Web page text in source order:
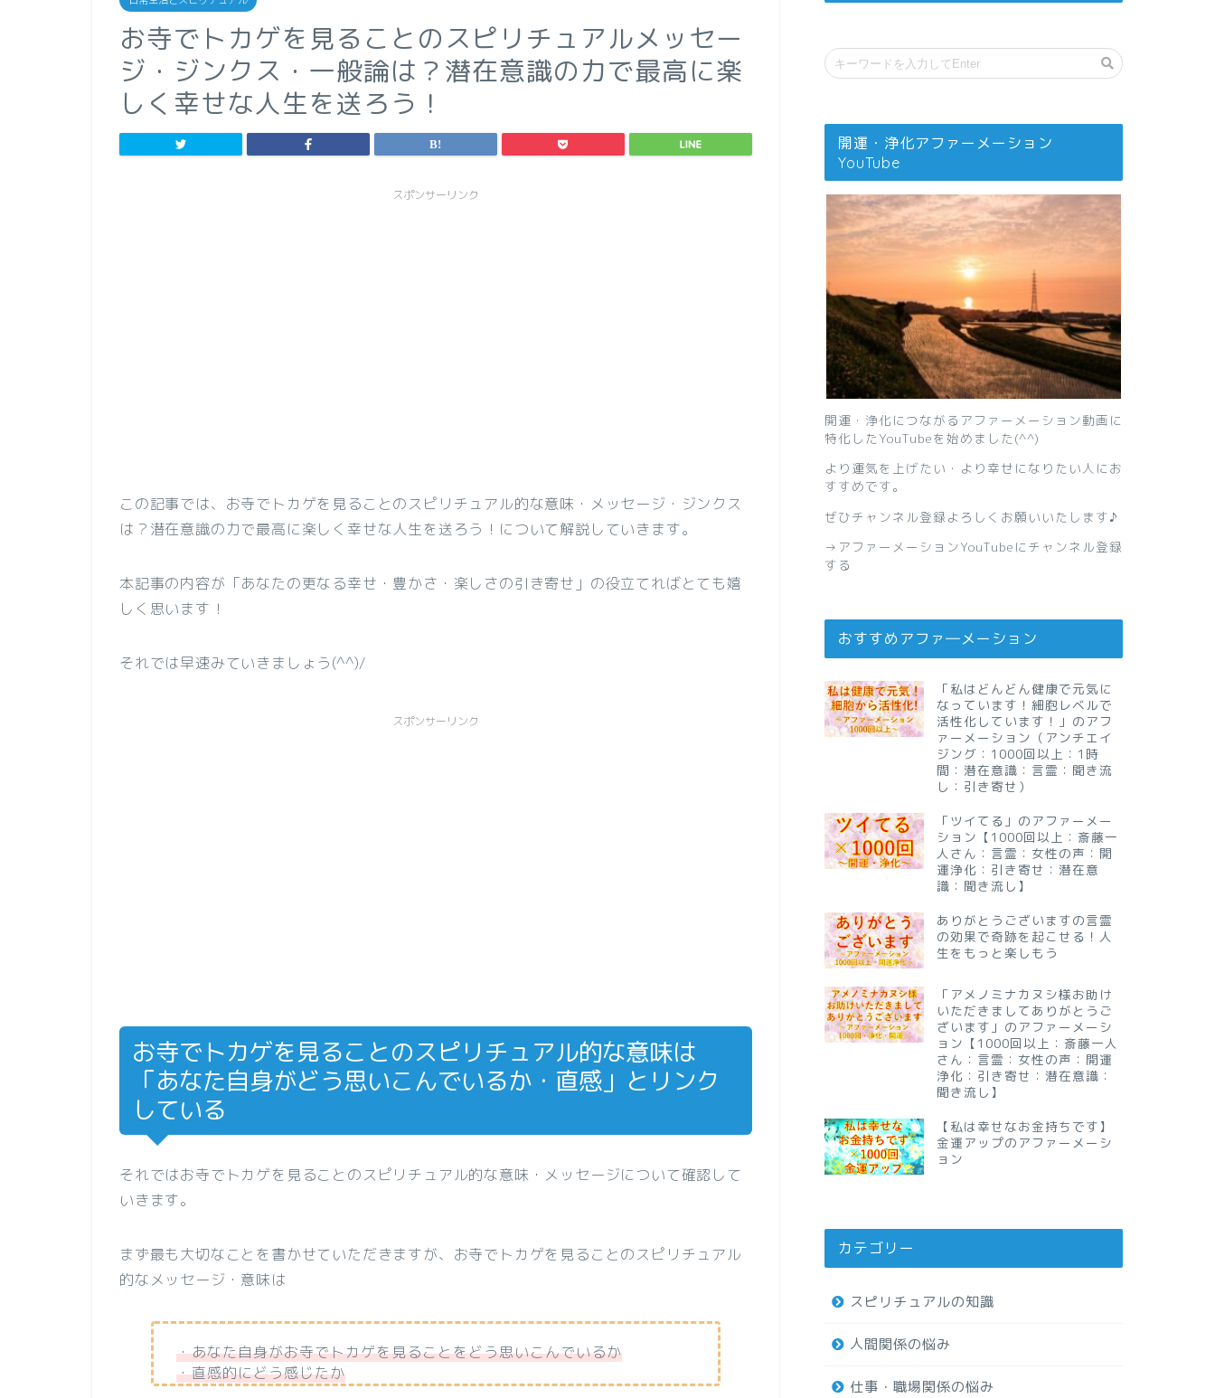
お寺でトカゲを見ることのスピリチュアルメッセー
ジ・ジンクス・一般論は？潜在意識の力で最高に楽
しく幸せな人生を送ろう！
スポンサーリンク
この記事では、お寺でトカゲを見ることのスピリチュアル的な意味・メッセージ・ジンクス
は？潜在意識の力で最高に楽しく幸せな人生を送ろう！について解説していきます。
本記事の内容が「あなたの更なる幸せ・豊かさ・楽しさの引き寄せ」の役立てればとても嬉
しく思います！
それでは早速みていきましょう(^^)/
スポンサーリンク
お寺でトカゲを見ることのスピリチュアル的な意味は
「あなた自身がどう思いこんでいるか・直感」とリンク
している
それではお寺でトカゲを見ることのスピリチュアル的な意味・メッセージについて確認して
いきます。
まず最も大切なことを書かせていただきますが、お寺でトカゲを見ることのスピリチュアル
的なメッセージ・意味は
・あなた自身がお寺でトカゲを見ることをどう思いこんでいるか
・直感的にどう感じたか
開運・浄化アファーメーション
YouTube
開運・浄化につながるアファーメーション動画に
特化したYouTubeを始めました(^^)
より運気を上げたい・より幸せになりたい人にお
すすめです。
ぜひチャンネル登録よろしくお願いいたします♪
→ アファーメーションYouTubeにチャンネル登録
する
おすすめアファ―メーション
「私はどんどん健康で元気に
なっています！細胞レベルで
活性化しています！」のアフ
ァーメーション（アンチエイ
ジング：1000回以上：1時
間：潜在意識：言霊：聞き流
し：引き寄せ）
「ツイてる」のアファーメー
ション【1000回以上：斎藤一
人さん：言霊：女性の声：開
運浄化：引き寄せ：潜在意
識：聞き流し】
ありがとうございますの言霊
の効果で奇跡を起こせる！人
生をもっと楽しもう
「アメノミナカヌシ様お助け
いただきましてありがとうご
ざいます」のアファーメーシ
ョン【1000回以上：斎藤一人
さん：言霊：女性の声：開運
浄化：引き寄せ：潜在意識：
聞き流し】
【私は幸せなお金持ちです】
金運アップのアファーメーシ
ョン
カテゴリー
スピリチュアルの知識
人間関係の悩み
仕事・職場関係の悩み